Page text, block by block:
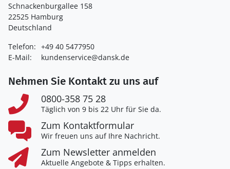
Schnackenburgallee 158
22525 Hamburg
Deutschland
Telefon: +49 40 5477950
E-Mail:
kundenservice@dansk.de
Nehmen Sie Kontakt zu uns auf
0800-358 75 28
Täglich von 9 bis 22 Uhr für Sie da.
Zum Kontaktformular
Wir freuen uns auf Ihre Nachricht.
Zum Newsletter anmelden
Aktuelle Angebote & Tipps erhalten.